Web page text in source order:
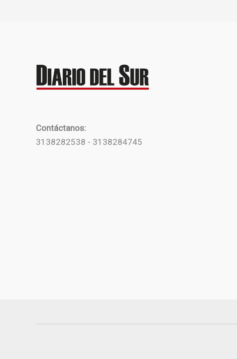
Contáctanos:
3138282538 - 3138284745